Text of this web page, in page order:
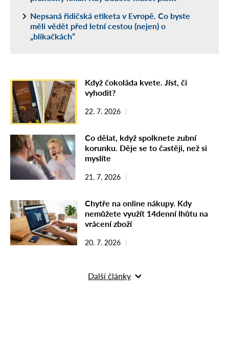
Nepsaná řidičská etiketa v Evropě. Co byste
měli vědět před letní cestou (nejen) o
„blikačkách“
Když čokoláda kvete. Jíst, či
vyhodit?
22. 7. 2026
Co dělat, když spolknete zubní
korunku. Děje se to častěji, než si
myslíte
21. 7. 2026
Chytře na online nákupy. Kdy
nemůžete využít 14denní lhůtu na
vrácení zboží
20. 7. 2026
Další články